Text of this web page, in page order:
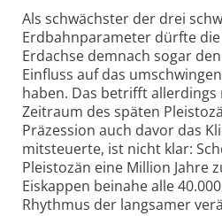
Als schwächster der drei
Erdbahnparameter dürfte
Erdachse demnach sogar
Einfluss auf das
haben. Das betrifft
Zeitraum des späten
Präzession auch davor das
mitsteuerte, ist nicht klar:
Pleistozän eine Million Jahre
Eiskappen beinahe alle
Rhythmus der langsamer